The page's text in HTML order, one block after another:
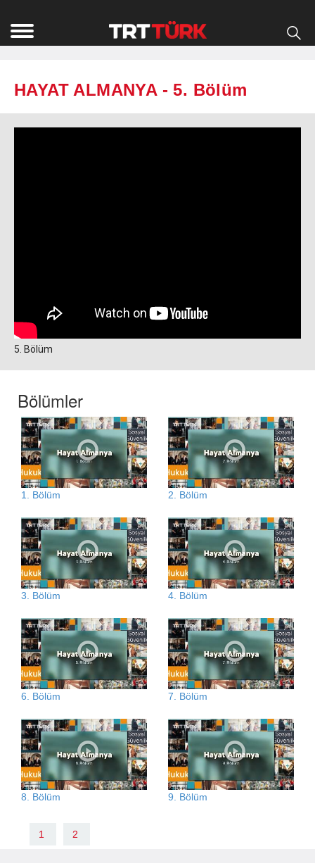
HAYAT ALMANYA - 5. Bölüm
5. Bölüm
Bölümler
1. Bölüm 2. Bölüm
3. Bölüm 4. Bölüm
6. Bölüm 7. Bölüm
8. Bölüm 9. Bölüm
1 2